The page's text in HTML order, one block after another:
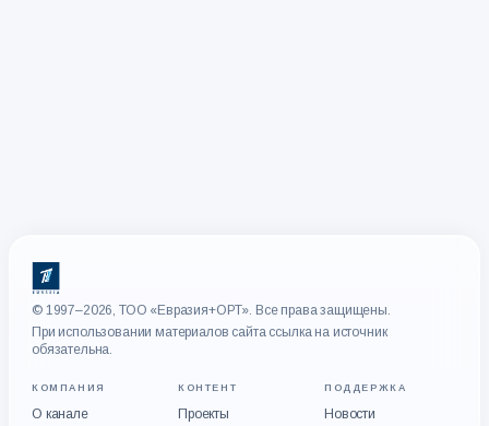
© 1997–2026, ТОО «Евразия+ОРТ». Все права защищены.
При использовании материалов сайта ссылка на источник
обязательна.
КОМПАНИЯ
О канале
КОНТЕНТ
Проекты
ПОДДЕРЖКА
Новости